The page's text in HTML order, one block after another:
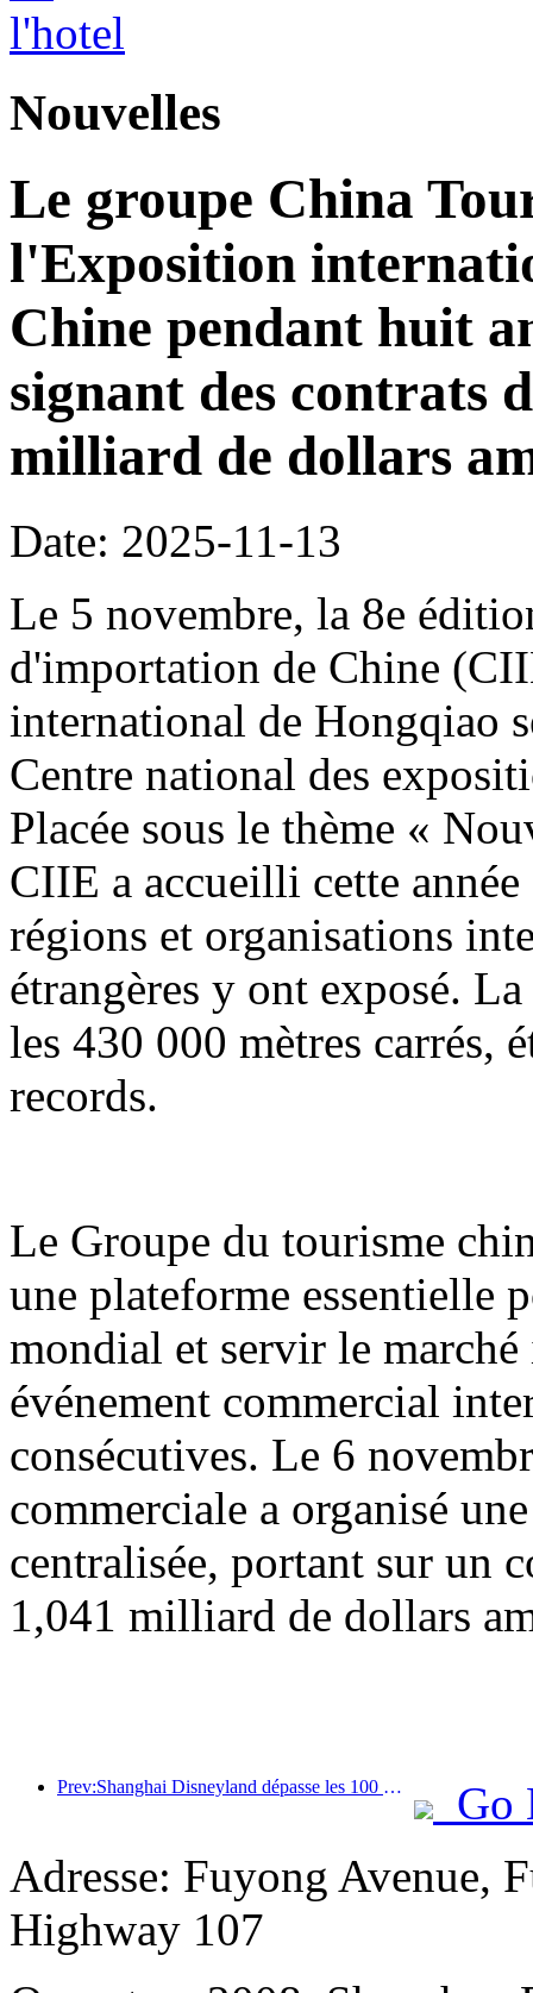
Nouvelles
Le groupe China
l'Exposition
Chine pendant huit
signant des contrats
milliard de dollars
Date: 2025-11-13
Le 5 novembre, la 8e
d'importation de Chine
international de Hongqiao
Centre national des
Placée sous le thème «
CIIE a accueilli cette
régions et organisations
étrangères y ont exposé.
les 430 000 mètres carrés,
records.
Le Groupe du tourisme
une plateforme essentielle
mondial et servir le
événement commercial
consécutives. Le 6
commerciale a organisé
centralisée, portant sur un
1,041 milliard de dollars
Prev:Shanghai Disneyland dépasse les 100 millions de visiteurs et s'agrandira avec un quatrième hôtel à thème.
Go
Adresse: Fuyong Avenue,
Highway 107